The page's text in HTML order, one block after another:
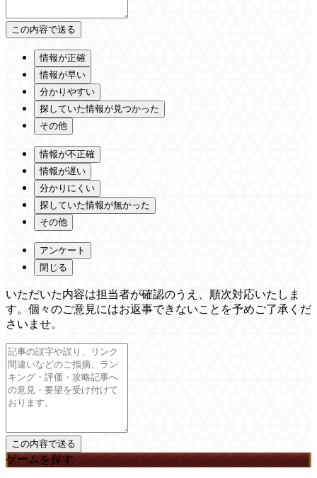
情報が正確
情報が早い
分かりやすい
探していた情報が見つかった
その他
情報が不正確
情報が遅い
分かりにくい
探していた情報が無かった
その他
アンケート
閉じる
いただいた内容は担当者が確認のうえ、順次対応いたしま
す。個々のご意見にはお返事できないことを予めご了承くだ
さいませ。
ゲームを探す